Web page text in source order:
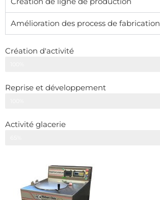
Amélioration des process de fabrication
Création d'activité
Reprise et développement
Activité glacerie